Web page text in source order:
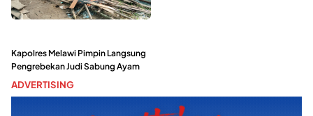
Kapolres Melawi Pimpin Langsung
Pengrebekan Judi Sabung Ayam
ADVERTISING